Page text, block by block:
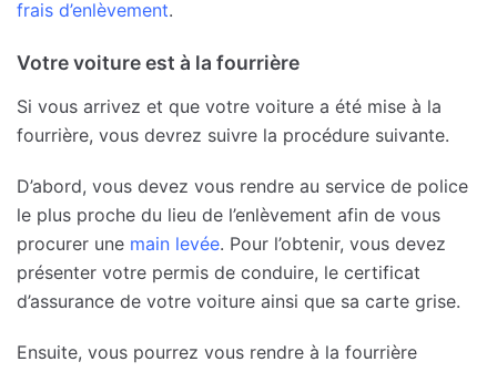
frais d’enlèvement.
Votre voiture est à la fourrière
Si vous arrivez et que votre voiture a été mise à la
fourrière, vous devrez suivre la procédure suivante.
D’abord, vous devez vous rendre au service de police
le plus proche du lieu de l’enlèvement afin de vous
procurer une main levée. Pour l’obtenir, vous devez
présenter votre permis de conduire, le certificat
d’assurance de votre voiture ainsi que sa carte grise.
Ensuite, vous pourrez vous rendre à la fourrière